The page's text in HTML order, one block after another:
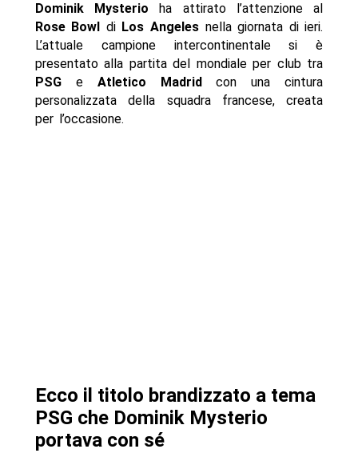
Dominik Mysterio ha attirato l’attenzione al
Rose Bowl
di Los Angeles nella giornata di ieri.
L’attuale campione intercontinentale si è
presentato alla partita del mondiale per club tra
PSGe Atletico Madrid con una cintura
personalizzata della squadra francese, creata
per l’occasione.
Ecco il titolo brandizzato a tema
PSG che Dominik Mysterio
portava con sé